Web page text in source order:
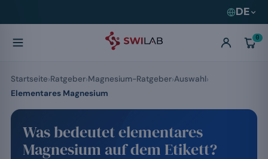
DE
0
Was bedeutet elementares
Magnesium auf dem Etikett?
Startseite Ratgeber Magnesium-Ratgeber Auswahl
Elementares Magnesium